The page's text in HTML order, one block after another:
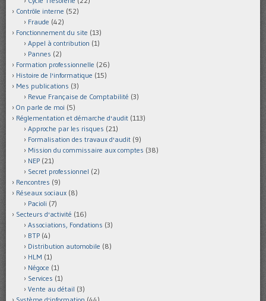
Contrôle interne (52)
Fraude (42)
Fonctionnement du site (13)
Appel à contribution (1)
Pannes (2)
Formation professionnelle (26)
Histoire de l'informatique (15)
Mes publications (3)
Revue Française de Comptabilité (3)
On parle de moi (5)
Réglementation et démarche d'audit (113)
Approche par les risques (21)
Formalisation des travaux d'audit (9)
Mission du commissaire aux comptes (38)
NEP (21)
Secret professionnel (2)
Rencontres (9)
Réseaux sociaux (8)
Pacioli (7)
Secteurs d'activité (16)
Associations, Fondations (3)
BTP (4)
Distribution automobile (8)
HLM (1)
Négoce (1)
Services (1)
Vente au détail (3)